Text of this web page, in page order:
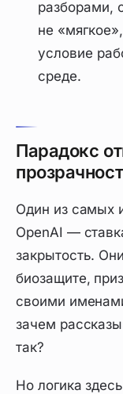
разборами,
не
условие
среде.
Парадокс
Один из самых
OpenAI —
закрытость.
биозащите,
своими
зачем
так?
Но логика